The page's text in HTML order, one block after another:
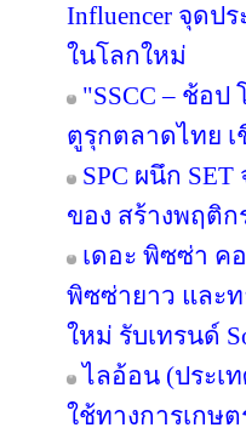
Influencer จุดป
ในโลกใหม่
"SSCC – ช้อ
ตูรุกตลาดไทย
SPC ผนึก
ของ สร้างพฤติก
เดอะ พิซซ่า ค
พิซซ่ายาว และ
ใหม่ รับเทรนด์
ไลอ้อน (ประเ
ใช้ทางการเกษ